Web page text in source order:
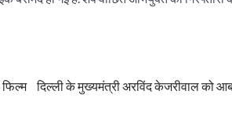
दिल्ली के मुख्यमंत्री अरविंद केजरीवाल को